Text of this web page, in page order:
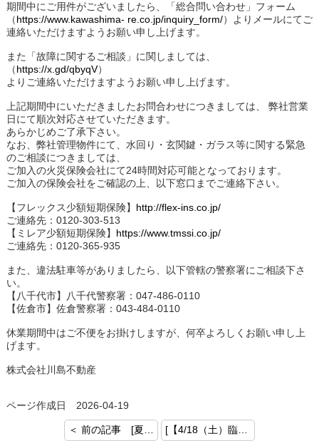
期間中にご用件がございましたら、「総合問い合わせ」フォーム
（https://www.kawashima- re.co.jp/inquiry_form/）よりメールにてご
連絡いただけますようお願い申し上げます。
また「故障に関するご相談」に関しましては、
（https://x.gd/qbyqV）
よりご連絡いただけますようお願い申し上げます。
上記期間中にいただきましたお問合わせにつきましては、 弊社営業
日にて順次対応させていただきます。
あらかじめご了承下さい。
なお、弊社管理物件にて、水回り・玄関鍵・ガラス等に関する緊急
のご相談につきましては、
ご加入の火災保険会社にて24時間対応可能となっております。
ご加入の保険会社をご確認の上、以下窓口までご連絡下さい。
【フレックス少額短期保険】 http://flex-ins.co.jp/
ご連絡先：0120-303-513
【ミレア少額短期保険】 https://www.tmssi.co.jp/
ご連絡先：0120-365-935
また、違法駐車等がありましたら、以下管轄の警察署にご相談下さ
い。
【八千代市】八千代警察署：047-486-0110
【佐倉市】佐倉警察署：043-484-0110
休業期間中はご不便をお掛けしますが、何卒よろしくお願い申し上
げます。
株式会社川島不動産
ページ作成日 2026-04-19
＜ 前の記事 [夏季休業のお知らせ] [【4/18（土）臨時休業のお知らせ】] 次の記事 ＞